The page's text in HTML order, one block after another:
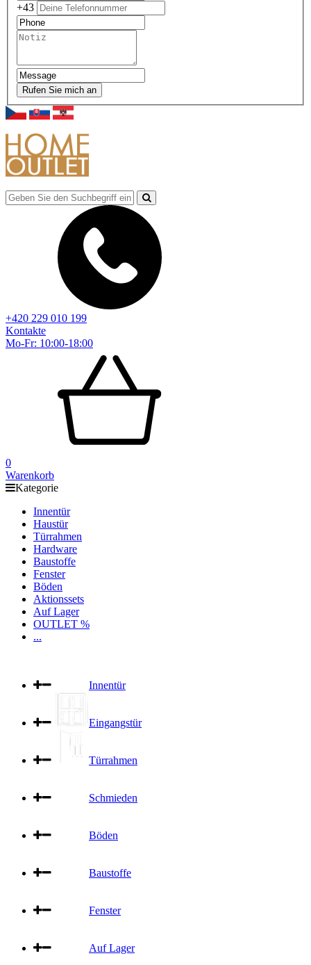
+43
Rufen Sie mich an
+420 229 010 199
Kontakte
Mo-Fr: 10:00-18:00
0
Warenkorb
Kategorie
Innentür
Haustür
Türrahmen
Hardware
Baustoffe
Fenster
Böden
Aktionssets
Auf Lager
OUTLET %
...
Innentür
Eingangstür
Türrahmen
Schmieden
Böden
Baustoffe
Fenster
Auf Lager